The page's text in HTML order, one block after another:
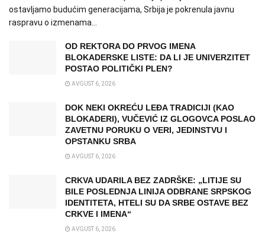
ostavljamo budućim generacijama, Srbija je pokrenula javnu
raspravu o izmenama...
OD REKTORA DO PRVOG IMENA
BLOKADERSKE LISTE: DA LI JE UNIVERZITET
POSTAO POLITIČKI PLEN?
AVGUST 6, 2026
DOK NEKI OKREĆU LEĐA TRADICIJI (KAO
BLOKADERI), VUČEVIĆ IZ GLOGOVCA POSLAO
ZAVETNU PORUKU O VERI, JEDINSTVU I
OPSTANKU SRBA
AVGUST 6, 2026
CRKVA UDARILA BEZ ZADRŠKE: „LITIJE SU
BILE POSLEDNJA LINIJA ODBRANE SRPSKOG
IDENTITETA, HTELI SU DA SRBE OSTAVE BEZ
CRKVE I IMENA“
AVGUST 6, 2026